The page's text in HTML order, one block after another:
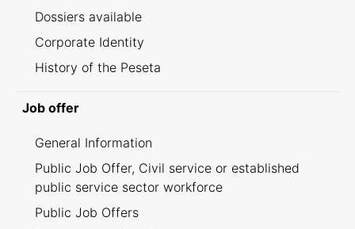
Dossiers available
Corporate Identity
History of the Peseta
Job offer
General Information
Public Job Offer, Civil service or established
public service sector workforce
Public Job Offers